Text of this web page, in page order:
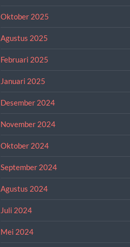
Oktober 2025
Agustus 2025
Februari 2025
Januari 2025
Desember 2024
November 2024
Oktober 2024
September 2024
Agustus 2024
Juli 2024
Mei 2024